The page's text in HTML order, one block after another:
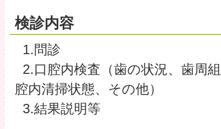
検診内容
1.問診
2.口腔内検査（歯の状況、歯周
腔内清掃状態、その他）
3.結果説明等